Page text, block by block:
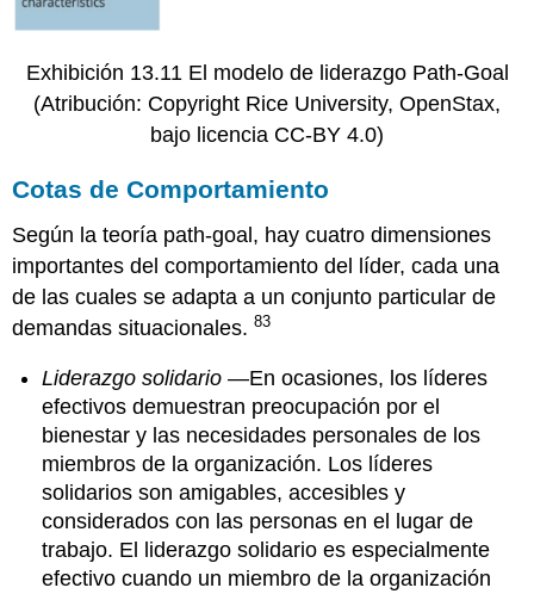
Exhibición 13.11 El modelo de liderazgo Path-Goal
(Atribución: Copyright Rice University, OpenStax,
bajo licencia CC-BY 4.0)
Cotas de Comportamiento
Según la teoría path-goal, hay cuatro dimensiones
importantes del comportamiento del líder, cada una
de las cuales se adapta a un conjunto particular de
demandas situacionales.83
Liderazgo solidario —En ocasiones, los líderes
efectivos demuestran preocupación por el
bienestar y las necesidades personales de los
miembros de la organización. Los líderes
solidarios son amigables, accesibles y
considerados con las personas en el lugar de
trabajo. El liderazgo solidario es especialmente
efectivo cuando un miembro de la organización